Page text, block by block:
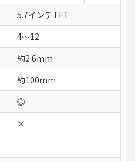
5.7インチTFT
4～12
約2.6mm
約100mm
◎
×